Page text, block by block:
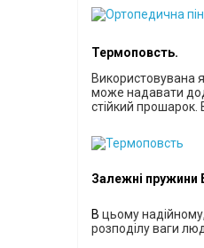
Термоповсть.
Використовувана
може надавати
стійкий прошарок.
Залежні пружини
В цьому
розподілу ваги